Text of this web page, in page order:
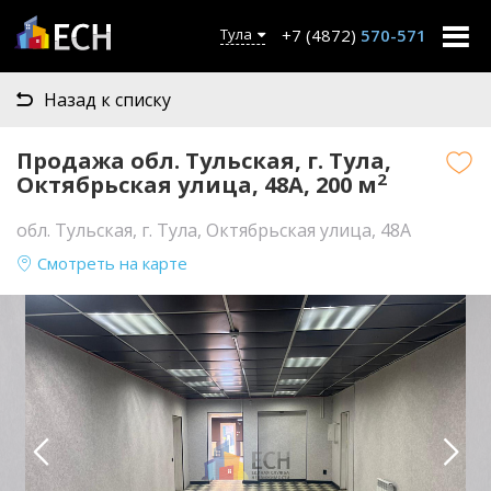
Тула +7 (4872) 570-571
Назад к списку
Продажа обл. Тульская, г. Тула,
Октябрьская улица, 48А, 200 м2
обл. Тульская, г. Тула, Октябрьская улица, 48А
Смотреть на карте